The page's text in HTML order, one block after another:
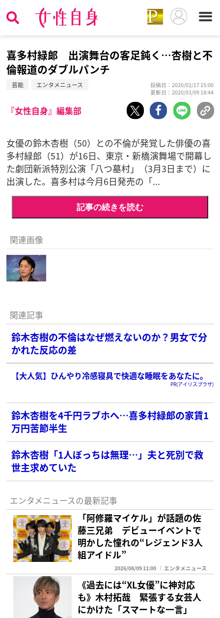
喜多村緑郞 出演舞台の客足鈍く…杏樹と不
倫報道のダブルパンチ
芸能 エンタメニュース
投稿日：2020/02/17 15:00
更新日：2020/03/09 18:44
『女性自身』編集部
女優の鈴木杏樹（50）との不倫が発覚した俳優の喜
多村緑郎（51）が16日、東京・新橋演舞場で開幕し
た劇団新派特別公演「八つ墓村」（3月3日まで）に
出演した。喜多村は今月6日発売の「...
記事の続きを読む
関連画像
関連記事
鈴木杏樹の不倫はなぜ燃えないのか？男女で分
かれた反応の差
【大人気】ひんやり冷感寝具で快適な睡眠をあなたに。
PR(アイリスプラザ)
鈴木杏樹を4千円ラブホへ…喜多村緑郎の家賃1
万円苦節半生
鈴木杏樹「1人ぼっちは無理…」夫と死別で救
世主求めていた
エンタメニュースの最新記事
「阿修羅マイケル」が話題の佐
藤三兄弟 デビューイベントで
明かした憧れの“レジェンド3人
組アイドル”
2026/08/09 11:00 エンタメニュース
《過去には“XL女優”に神対応
も》木村拓哉 緊張する女芸人
にかけた「スマートな一言」